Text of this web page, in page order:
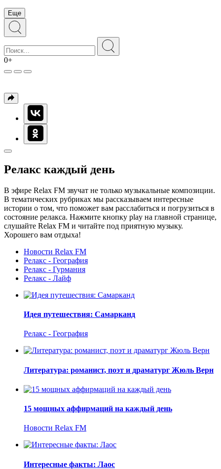
Еще
0+
Релакс каждый день
В эфире Relax FM звучат не только музыкальные композиции.
В тематических рубриках мы рассказываем интересные
истории о том, что поможет вам расслабиться и погрузиться в
состояние релакса. Нажмите кнопку play на главной странице,
слушайте Relax FM и читайте под приятную музыку.
Хорошего вам отдыха!
Новости Relax FM
Релакс - География
Релакс - Гурмания
Релакс - Лайф
Идея путешествия: Самарканд
Релакс - География
Литература: романист, поэт и драматург Жюль Верн
15 мощных аффирмаций на каждый день
Новости Relax FM
Интересные факты: Лаос